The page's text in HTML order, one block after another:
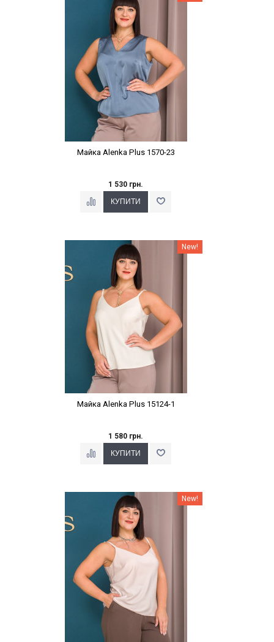
Майка Alenka Plus 1570-23
1 530 грн.
Наклейки Варіант з % New!
Майка Alenka Plus 15124-1
1 580 грн.
Наклейки Варіант з % New!